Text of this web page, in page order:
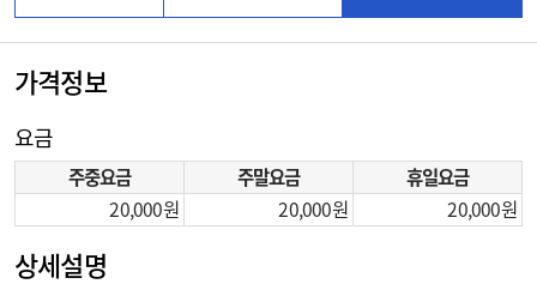
가격정보
요금
주중요금 주말요금
휴일요금
20,000
20,000 20,000
상세설명